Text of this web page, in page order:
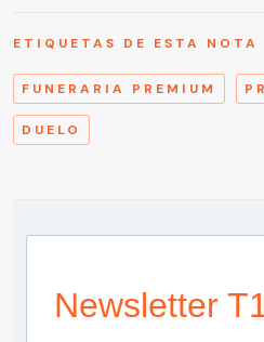
ETIQUETAS DE ESTA NOTA
FUNERARIA PREMIUM
DUELO
Newsletter